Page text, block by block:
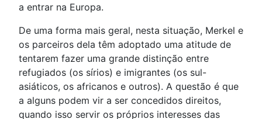
a entrar na Europa.
De uma forma mais geral, nesta situação, Merkel e
os parceiros dela têm adoptado uma atitude de
tentarem fazer uma grande distinção entre
refugiados (os sírios) e imigrantes (os sul-
asiáticos, os africanos e outros). A questão é que
a alguns podem vir a ser concedidos direitos,
quando isso servir os próprios interesses das